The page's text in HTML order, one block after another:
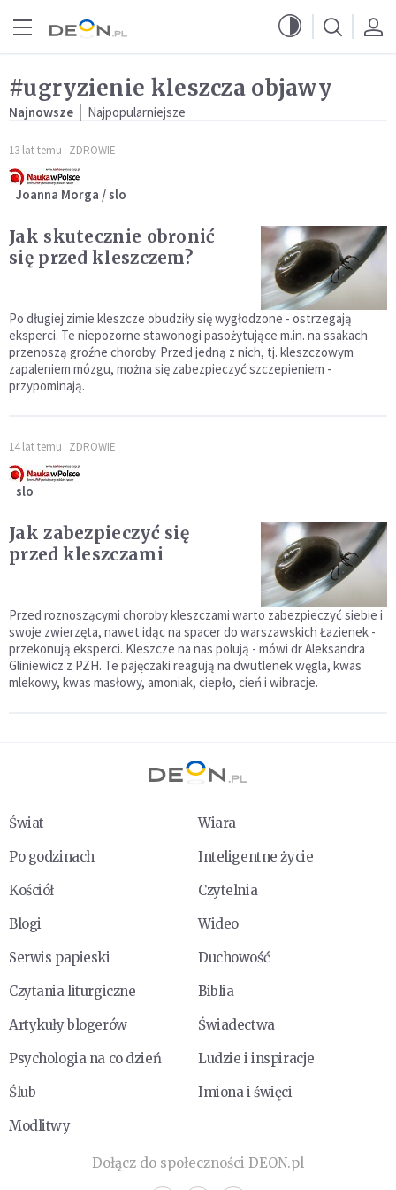
#ugryzienie kleszcza objawy
Najnowsze Najpopularniejsze
13 lat temu ZDROWIE
Joanna Morga / slo
Jak skutecznie obronić
się przed kleszczem?
Po długiej zimie kleszcze obudziły się wygłodzone - ostrzegają
eksperci. Te niepozorne stawonogi pasożytujące m.in. na ssakach
przenoszą groźne choroby. Przed jedną z nich, tj. kleszczowym
zapaleniem mózgu, można się zabezpieczyć szczepieniem -
przypominają.
14 lat temu ZDROWIE
slo
Jak zabezpieczyć się
przed kleszczami
Przed roznoszącymi choroby kleszczami warto zabezpieczyć siebie i
swoje zwierzęta, nawet idąc na spacer do warszawskich Łazienek -
przekonują eksperci. Kleszcze na nas polują - mówi dr Aleksandra
Gliniewicz z PZH. Te pajęczaki reagują na dwutlenek węgla, kwas
mlekowy, kwas masłowy, amoniak, ciepło, cień i wibracje.
Świat
Wiara
Po godzinach
Inteligentne życie
Kościół
Czytelnia
Blogi
Wideo
Serwis papieski
Duchowość
Czytania liturgiczne
Biblia
Artykuły blogerów
Świadectwa
Psychologia na co dzień
Ludzie i inspiracje
Ślub
Imiona i święci
Modlitwy
Dołącz do społeczności DEON.pl